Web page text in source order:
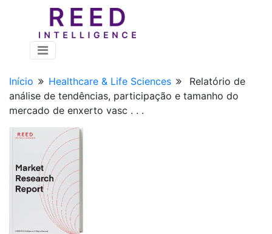
Início Healthcare & Life Sciences
Relatório de
análise de tendências, participação e tamanho do
mercado de enxerto vasc . . .